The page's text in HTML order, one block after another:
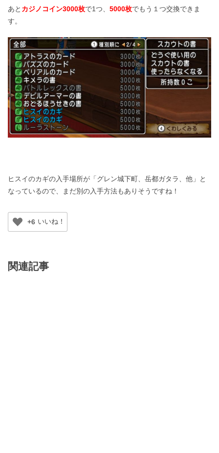
あと カジノコイン3000枚で1つ、 5000枚でもう１つ交換できま
す。
ヒスイのカギの入手場所が「グレン城下町、岳都ガタラ、他」と
なっているので、まだ別の入手方法もありそうですね！
+6
関連記事